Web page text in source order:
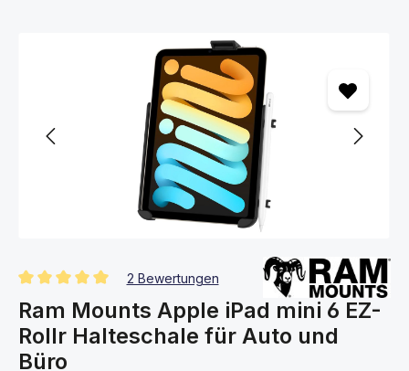
Durchschnittliche Bewertung von 5 von 5 Sternen
2 Bewertungen
Ram Mounts Apple iPad mini 6 EZ-
Rollr Halteschale für Auto und
Büro